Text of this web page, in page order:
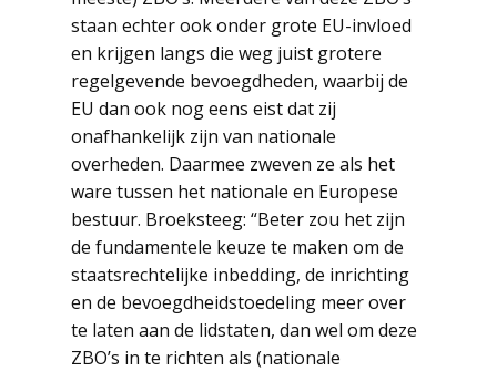
staan echter ook onder grote EU-invloed
en krijgen langs die weg juist grotere
regelgevende bevoegdheden, waarbij de
EU dan ook nog eens eist dat zij
onafhankelijk zijn van nationale
overheden. Daarmee zweven ze als het
ware tussen het nationale en Europese
bestuur. Broeksteeg: “Beter zou het zijn
de fundamentele keuze te maken om de
staatsrechtelijke inbedding, de inrichting
en de bevoegdheidstoedeling meer over
te laten aan de lidstaten, dan wel om deze
ZBO’s in te richten als (nationale